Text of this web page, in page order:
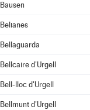
Bausen
Belianes
Bellaguarda
Bellcaire d'Urgell
Bell-lloc d'Urgell
Bellmunt d'Urgell